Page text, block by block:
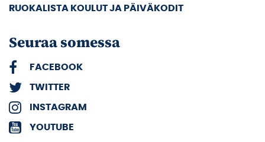
RUOKALISTA KOULUT JA PÄIVÄKODIT
Seuraa somessa
FACEBOOK
TWITTER
INSTAGRAM
YOUTUBE